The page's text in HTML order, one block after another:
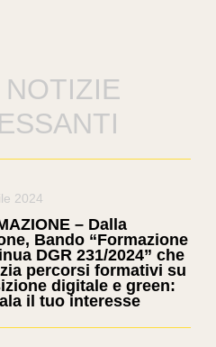
2024
– Dalla
Bando “Formazione
DGR 231/2024” che
percorsi formativi su
digitale e green:
il tuo interesse